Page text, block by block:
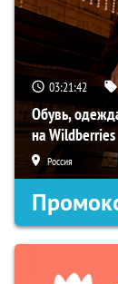
03:21:41
Обувь,
на Wildberries
Россия